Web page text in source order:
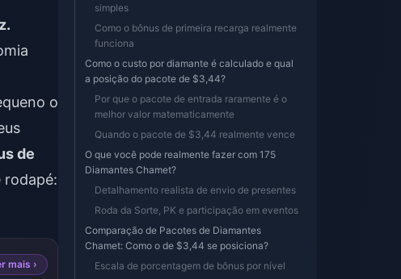
o
de
rodapé:
mais ›
simples
Como o bônus de primeira recarga realmente
funciona
Como o custo por diamante é calculado e qual
a posição do pacote de $3,44?
Por que o pacote de entrada raramente é o
melhor valor matematicamente
Quando o pacote de $3,44 realmente vence
O que você pode realmente fazer com 175
Diamantes Chamet?
Detalhamento realista de envio de presentes
Roda da Sorte, PK e participação em eventos
Comparação de Pacotes de Diamantes
Chamet: Como o de $3,44 se posiciona?
Escala de porcentagem de bônus por nível